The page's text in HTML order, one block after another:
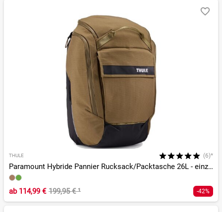
THULE (6)*
Paramount Hybride Pannier Rucksack/Packtasche 26L - einzeln
ab114,99 € 199,95 €¹ -42%